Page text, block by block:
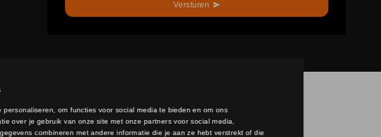
om functies voor social media te bieden en om ons
over je gebruik van onze site met onze partners voor social media,
combineren met andere informatie die je aan ze hebt verstrekt of die
Versturen
LOCATIES